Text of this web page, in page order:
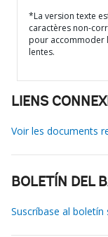
*La version texte
caractères non-
pour accommoder
lentes.
LIENS
Voir les documents
BOLETÍN DEL
Suscríbase al